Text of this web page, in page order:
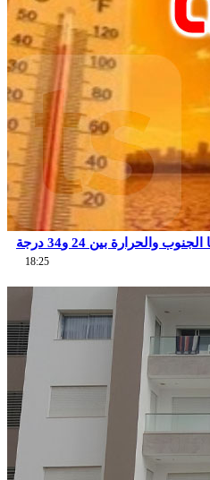
والحرارة بين 24 و34 درجة
18:25